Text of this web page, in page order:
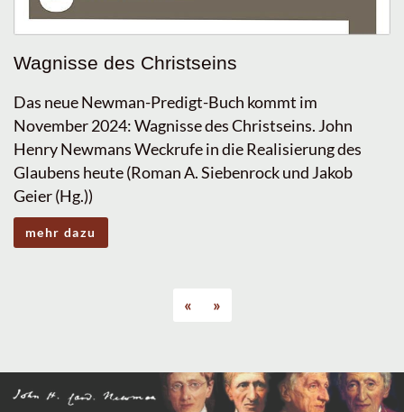
Wagnisse des Christseins
Das neue Newman-Predigt-Buch kommt im
November 2024: Wagnisse des Christseins. John
Henry Newmans Weckrufe in die Realisierung des
Glaubens heute (Roman A. Siebenrock und Jakob
Geier (Hg.))
mehr dazu
« »